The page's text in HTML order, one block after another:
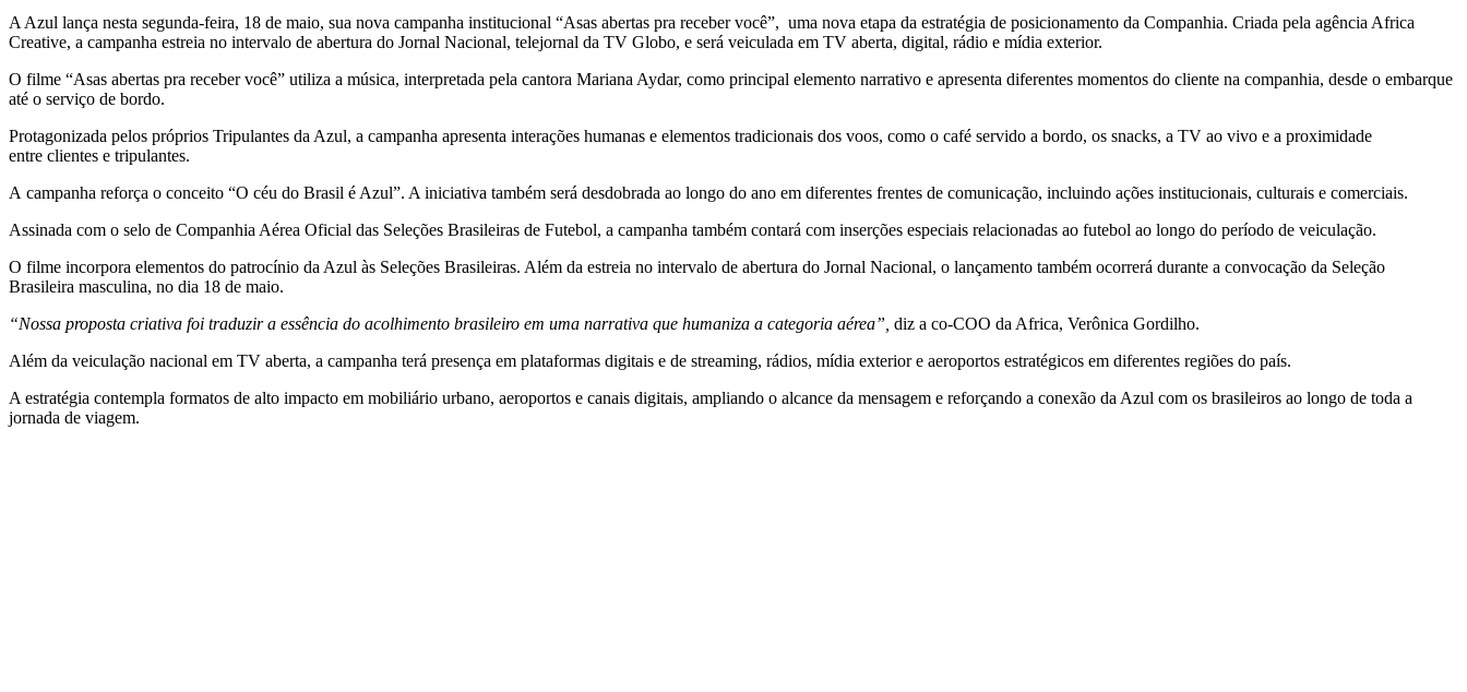
A Azul lança nesta segunda-feira, 18 de maio, sua nova campanha institucional “Asas abertas pra receber você”, uma nova etapa da estratégia de posicionamento da Companhia. Criada pela agência Africa
Creative, a campanha estreia no intervalo de abertura do Jornal Nacional, telejornal da TV Globo, e será veiculada em TV aberta, digital, rádio e mídia exterior.
O filme “Asas abertas pra receber você” utiliza a música, interpretada pela cantora Mariana Aydar, como principal elemento narrativo e apresenta diferentes momentos do cliente na companhia, desde o embarque
até o serviço de bordo.
Protagonizada pelos próprios Tripulantes da Azul, a campanha apresenta interações humanas e elementos tradicionais dos voos, como o café servido a bordo, os snacks, a TV ao vivo e a proximidade
entre clientes e tripulantes.
A campanha reforça o conceito “O céu do Brasil é Azul”. A iniciativa também será desdobrada ao longo do ano em diferentes frentes de comunicação, incluindo ações institucionais, culturais e comerciais.
Assinada com o selo de Companhia Aérea Oficial das Seleções Brasileiras de Futebol, a campanha também contará com inserções especiais relacionadas ao futebol ao longo do período de veiculação.
O filme incorpora elementos do patrocínio da Azul às Seleções Brasileiras. Além da estreia no intervalo de abertura do Jornal Nacional, o lançamento também ocorrerá durante a convocação da Seleção
Brasileira masculina, no dia 18 de maio.
“Nossa proposta criativa foi traduzir a essência do acolhimento brasileiro em uma narrativa que humaniza a categoria aérea”, diz a co-COO da Africa, Verônica Gordilho.
Além da veiculação nacional em TV aberta, a campanha terá presença em plataformas digitais e de streaming, rádios, mídia exterior e aeroportos estratégicos em diferentes regiões do país.
A estratégia contempla formatos de alto impacto em mobiliário urbano, aeroportos e canais digitais, ampliando o alcance da mensagem e reforçando a conexão da Azul com os brasileiros ao longo de toda a
jornada de viagem.